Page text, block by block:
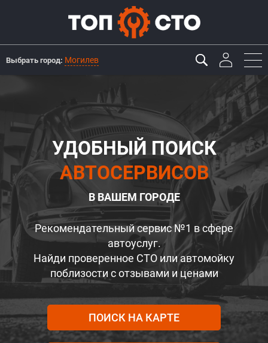
Выбрать город: Могилев
УДОБНЫЙ ПОИСК
АВТОСЕРВИСОВ
В ВАШЕМ ГОРОДЕ
Рекомендательный сервис №1 в сфере
автоуслуг.
Найди проверенное СТО или автомойку
поблизости с отзывами и ценами
ПОИСК НА КАРТЕ